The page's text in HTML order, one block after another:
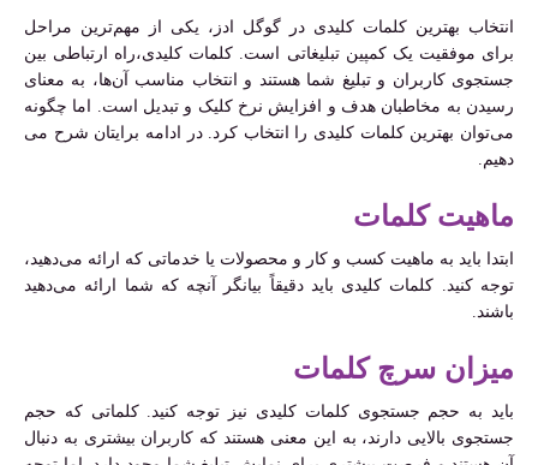
انتخاب بهترین کلمات کلیدی در گوگل ادز، یکی از مهم‌ترین مراحل
برای موفقیت یک کمپین تبلیغاتی است. کلمات کلیدی،راه ارتباطی بین
جستجوی کاربران و تبلیغ شما هستند و انتخاب مناسب آن‌ها، به معنای
رسیدن به مخاطبان هدف و افزایش نرخ کلیک و تبدیل است. اما چگونه
می‌توان بهترین کلمات کلیدی را انتخاب کرد. در ادامه برایتان شرح می
دهیم.
ماهیت کلمات
ابتدا باید به ماهیت کسب و کار و محصولات یا خدماتی که ارائه می‌دهید،
توجه کنید. کلمات کلیدی باید دقیقاً بیانگر آنچه که شما ارائه می‌دهید
باشند.
میزان سرچ کلمات
باید به حجم جستجوی کلمات کلیدی نیز توجه کنید. کلماتی که حجم
جستجوی بالایی دارند، به این معنی هستند که کاربران بیشتری به دنبال